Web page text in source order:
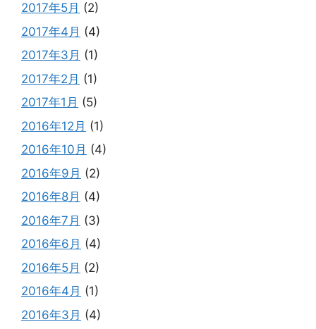
2017年5月 (2)
2017年4月 (4)
2017年3月 (1)
2017年2月 (1)
2017年1月 (5)
2016年12月 (1)
2016年10月 (4)
2016年9月 (2)
2016年8月 (4)
2016年7月 (3)
2016年6月 (4)
2016年5月 (2)
2016年4月 (1)
2016年3月 (4)